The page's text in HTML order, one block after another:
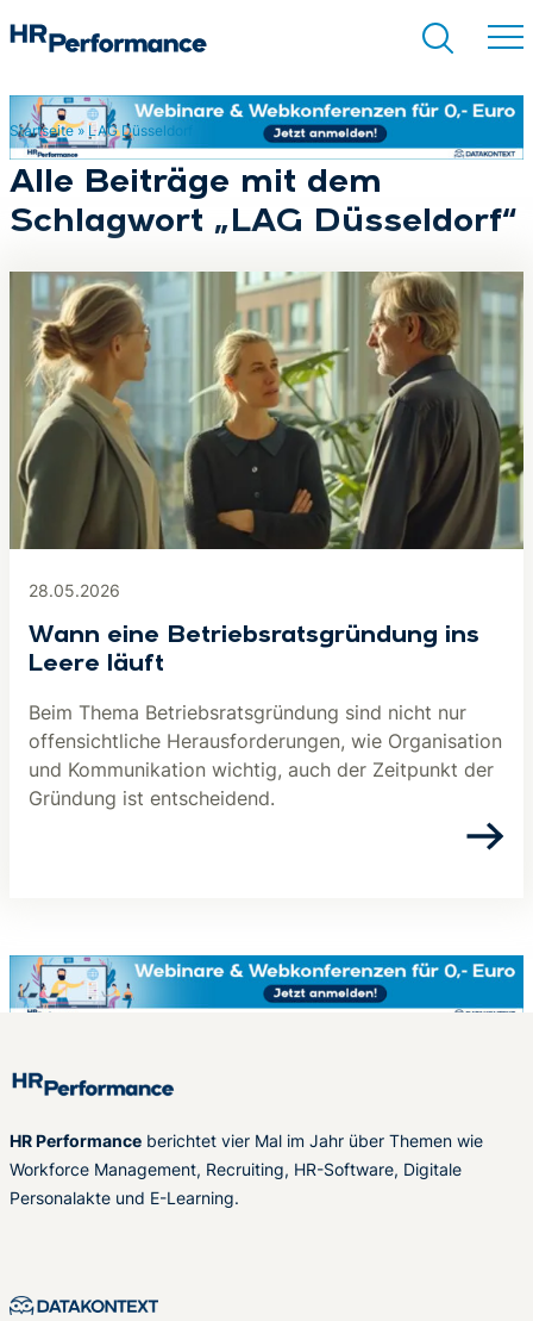
Suchen
Startseite» LAG Düsseldorf
Alle Beiträge mit dem
Schlagwort „LAG Düsseldorf“
28.05.2026
Wann eine Betriebsratsgründung ins
Leere läuft
Beim Thema Betriebsratsgründung sind nicht nur
offensichtliche Herausforderungen, wie Organisation
und Kommunikation wichtig, auch der Zeitpunkt der
Gründung ist entscheidend.
HR Performance berichtet vier Mal im Jahr über Themen wie
Workforce Management, Recruiting, HR-Software, Digitale
Personalakte und E-Learning.